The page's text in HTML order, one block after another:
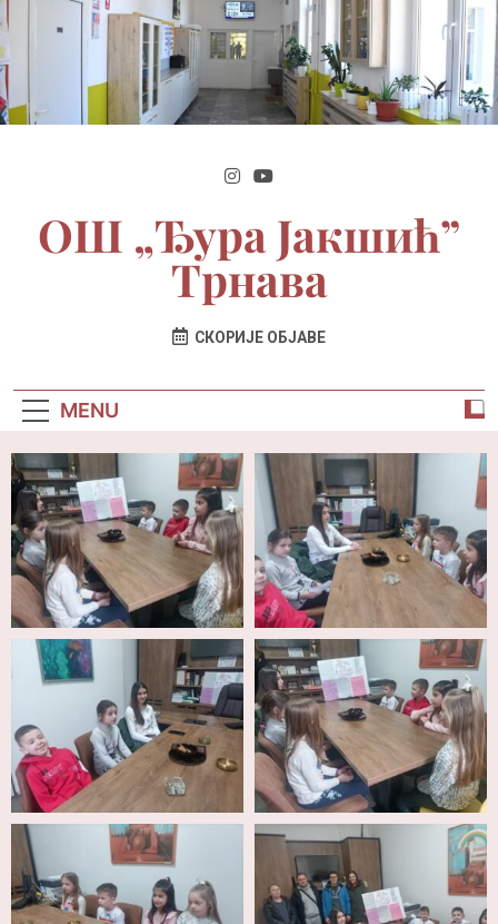
ОШ „Ђура Јакшић”
Трнава
| Званични Сајт Школе
СКОРИЈЕ ОБЈАВЕ
MENU